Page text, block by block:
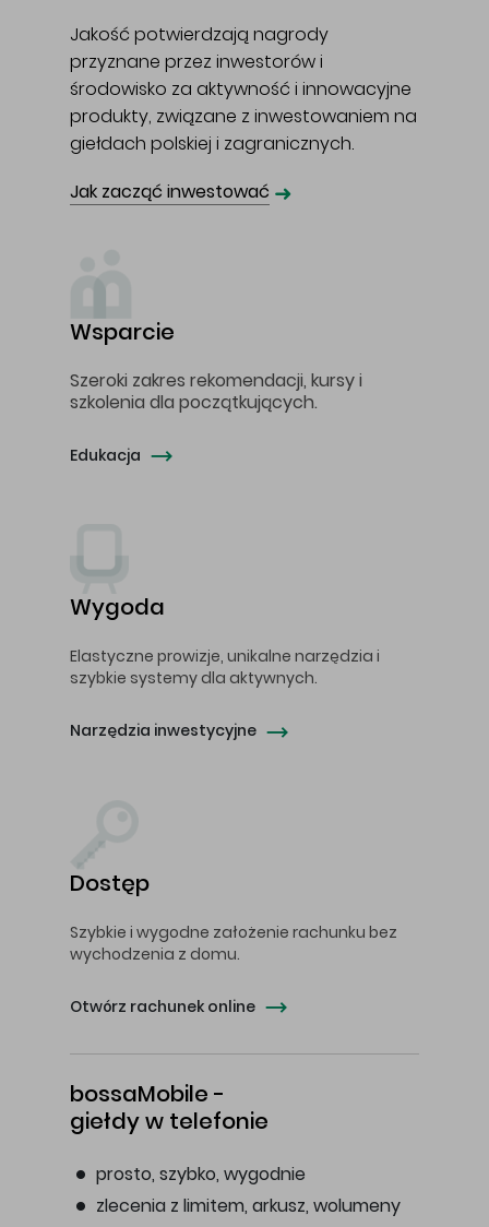
Jakość potwierdzają nagrody
przyznane przez inwestorów i
środowisko za aktywność i innowacyjne
produkty, związane z inwestowaniem na
giełdach polskiej i zagranicznych.
Jak zacząć inwestować ➜
Wsparcie
Szeroki zakres rekomendacji, kursy i
szkolenia dla początkujących.
Edukacja
Wygoda
Elastyczne prowizje, unikalne narzędzia i
szybkie systemy dla aktywnych.
Narzędzia inwestycyjne
Dostęp
Szybkie i wygodne założenie rachunku bez
wychodzenia z domu.
Otwórz rachunek online
bossaMobile -
giełdy w telefonie
prosto, szybko, wygodnie
zlecenia z limitem, arkusz, wolumeny